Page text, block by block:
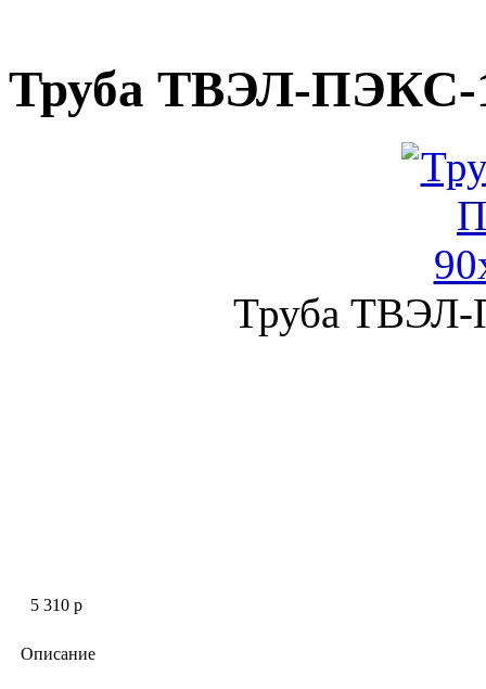
Труба ТВЭЛ-ПЭКС-
Труба
5 310 p
Описание